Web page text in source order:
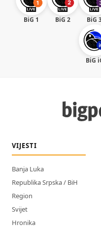
BiG 1 BiG 2 BiG
BiG
VIJESTI
Banja Luka
Republika Srpska / BiH
Region
Svijet
Hronika